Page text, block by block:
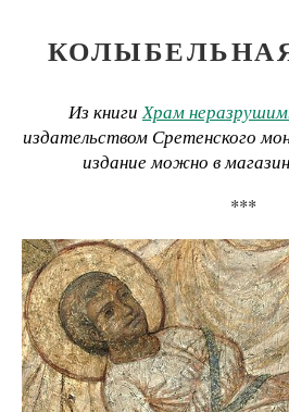
Из книгиХрам
издательством Сретенского
издание можно в
***